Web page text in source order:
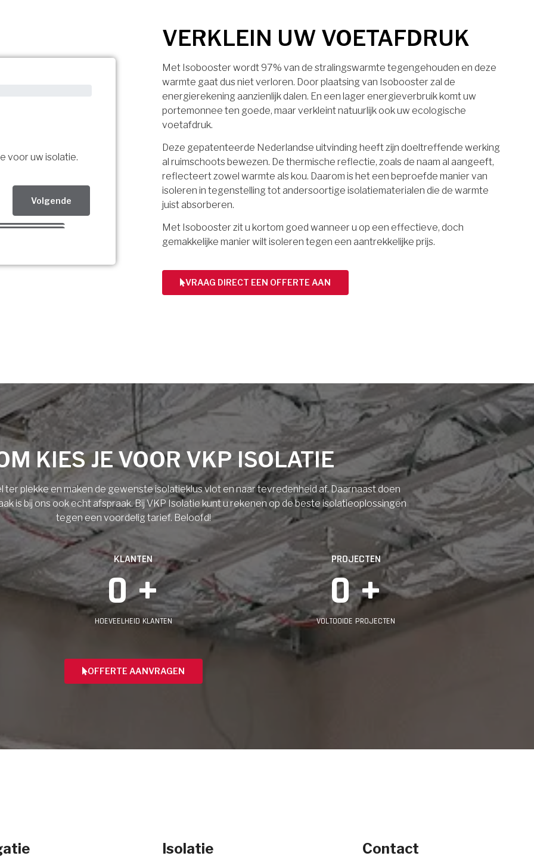
voor uw isolatie.
Volgende
VERKLEIN UW VOETAFDRUK
Met Isobooster wordt 97% van de stralingswarmte tegengehouden en deze
warmte gaat dus niet verloren. Door plaatsing van Isobooster zal de
energierekening aanzienlijk dalen. En een lager energieverbruik komt uw
portemonnee ten goede, maar verkleint natuurlijk ook uw ecologische
voetafdruk.
Deze gepatenteerde Nederlandse uitvinding heeft zijn doeltreffende werking
al ruimschoots bewezen. De thermische reflectie, zoals de naam al aangeeft,
reflecteert zowel warmte als kou. Daarom is het een beproefde manier van
isoleren in tegenstelling tot andersoortige isolatiematerialen die de warmte
juist absorberen.
Met Isobooster zit u kortom goed wanneer u op een effectieve, doch
gemakkelijke manier wilt isoleren tegen een aantrekkelijke prijs.
VRAAG DIRECT EEN OFFERTE AAN
KIES JE VOOR VKP ISOLATIE
ter plekke en maken de gewenste isolatieklus vlot en naar tevredenheid af. Daarnaast doen
is bij ons ook echt afspraak. Bij VKP Isolatie kunt u rekenen op de beste isolatieoplossingen
tegen een voordelig tarief. Beloofd!
KLANTEN
0 +
HOEVEELHEID KLANTEN
PROJECTEN
0 +
VOLTOOIDE PROJECTEN
OFFERTE AANVRAGEN
Isolatie Contact